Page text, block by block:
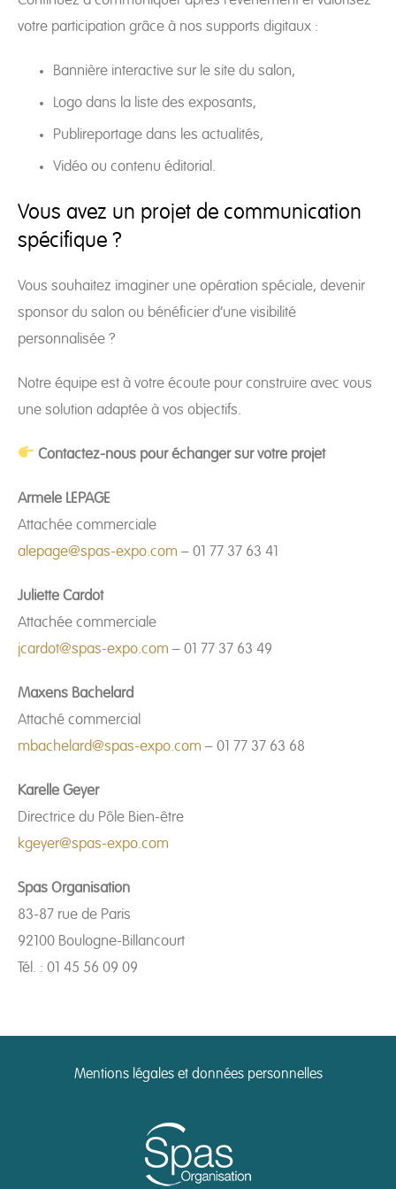
votre participation grâce à nos supports digitaux :
Bannière interactive sur le site du salon,
Logo dans la liste des exposants,
Publireportage dans les actualités,
Vidéo ou contenu éditorial.
Vous avez un projet de communication
spécifique ?
Vous souhaitez imaginer une opération spéciale, devenir
sponsor du salon ou bénéficier d’une visibilité
personnalisée ?
Notre équipe est à votre écoute pour construire avec vous
une solution adaptée à vos objectifs.
Contactez-nous pour échanger sur votre projet
Armele LEPAGE
Attachée commerciale
alepage@spas-expo.com – 01 77 37 63 41
Juliette Cardot
Attachée commerciale
jcardot@spas-expo.com – 01 77 37 63 49
Maxens Bachelard
Attaché commercial
mbachelard@spas-expo.com – 01 77 37 63 68
Karelle Geyer
Directrice du Pôle Bien-être
kgeyer@spas-expo.com
Spas Organisation
83-87 rue de Paris
92100 Boulogne-Billancourt
Tél. : 01 45 56 09 09
Mentions légales et données personnelles